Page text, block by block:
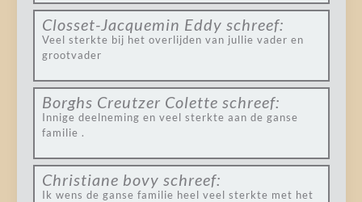
Closset-Jacquemin Eddy schreef:
Veel sterkte bij het overlijden van jullie vader en
grootvader
Borghs Creutzer Colette schreef:
Innige deelneming en veel sterkte aan de ganse
familie .
Christiane bovy schreef:
Ik wens de ganse familie heel veel sterkte met het